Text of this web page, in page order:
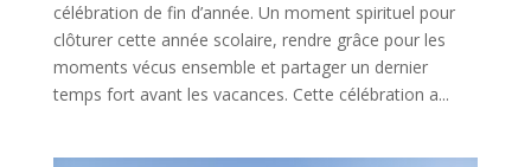
célébration de fin d’année. Un moment spirituel pour
clôturer cette année scolaire, rendre grâce pour les
moments vécus ensemble et partager un dernier
temps fort avant les vacances. Cette célébration a...